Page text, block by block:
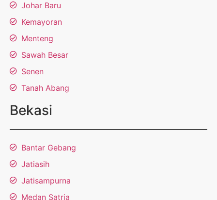
Johar Baru
Kemayoran
Menteng
Sawah Besar
Senen
Tanah Abang
Bekasi
Bantar Gebang
Jatiasih
Jatisampurna
Medan Satria